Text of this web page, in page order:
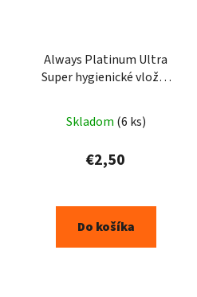
Always Platinum Ultra
Super hygienické vložky
Skladom (6 ks)
€2,50
Do košíka